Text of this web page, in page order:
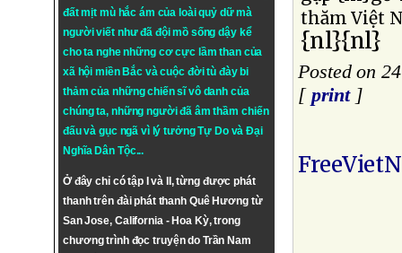
đất mịt mù hắc ám của loài quỷ dữ mà
người viết như đã đội mồ sống dậy kể
cho ta nghe những cơ cực lầm than của
xã hội miền Bắc và cuộc đời tù đày bi
thảm của những chiến sĩ vô danh của
chúng ta, những người đã âm thầm chiến
đấu và gục ngã vì lý tưởngTự DovàĐại
Nghĩa Dân Tộc...
Ở đây chỉ có tập I và II, từng được phát
thanh trên đài phát thanh Quê Hương từ
San Jose, California - Hoa Kỳ, trong
chương trình đọc truyện do Trần Nam
thăm Việt
{nl}{nl}
Posted on
[ print]